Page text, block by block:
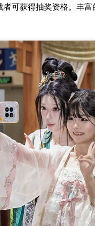
可获得抽奖资格。丰